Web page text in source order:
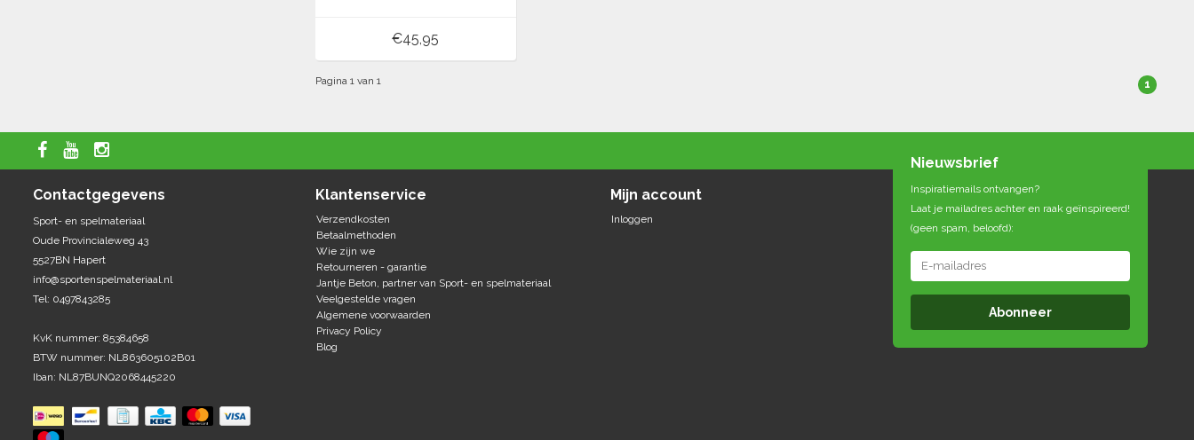
€45,95
Pagina 1 van 1 1
Contactgegevens
Sport- en spelmateriaal
Oude Provincialeweg 43
5527BN Hapert
info@sportenspelmateriaal.nl
Tel: 0497843285
KvK nummer: 85384658
BTW nummer: NL863605102B01
Iban: NL87BUNQ2068445220
Klantenservice
Verzendkosten
Betaalmethoden
Wie zijn we
Retourneren - garantie
Jantje Beton, partner van Sport- en spelmateriaal
Veelgestelde vragen
Algemene voorwaarden
Privacy Policy
Blog
Mijn account
Inloggen
Nieuwsbrief
Inspiratiemails ontvangen?
Laat je mailadres achter en raak geïnspireerd!
(geen spam, beloofd):
Abonneer